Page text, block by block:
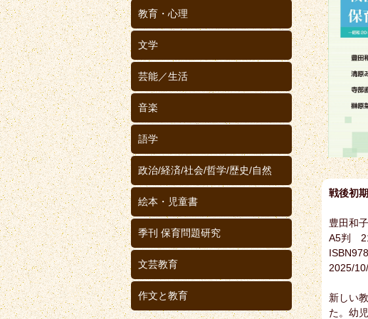
戦後初
豊田和
A5判
2025/
新しい
た。幼
教育・心理
文学
芸能／生活
音楽
語学
政治/経済/社会/哲学/歴史/自然
絵本・児童書
季刊 保育問題研究
文芸教育
作文と教育